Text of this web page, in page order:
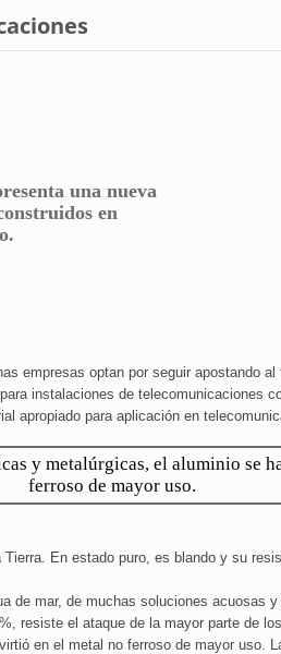
una nueva
en
empresas optan por seguir apostando
instalaciones de telecomunicaciones
apropiado para aplicación en
y metalúrgicas, el aluminio se
ferroso de mayor uso.
En estado puro, es blando y su
de mar, de muchas soluciones acuosas
resiste el ataque de la mayor parte de
en el metal no ferroso de mayor uso.